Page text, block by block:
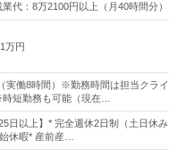
代：8万2100円以上（月40時間分）
万円
実働8時間）※勤務時間は担当クラ
短勤務も可能（現在…
日以上】* 完全週休2日制（土日休
休暇* 産前産…